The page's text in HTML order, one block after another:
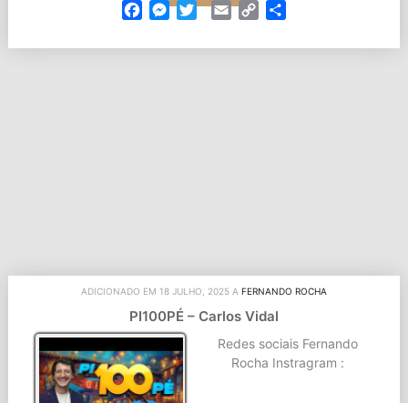
Facebook
Messenger
TwitterEmail Copy
ADICIONADO EM 18 JULHO, 2025 A FERNANDO ROCHA
PI100PÉ – Carlos Vidal
Redes sociais Fernando
Rocha Instragram :